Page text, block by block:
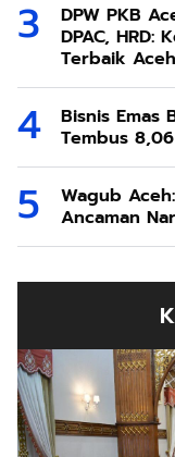
DPW PKB
DPAC, HRD:
Terbaik Aceh
Bisnis Emas
Tembus
Wagub
Ancaman